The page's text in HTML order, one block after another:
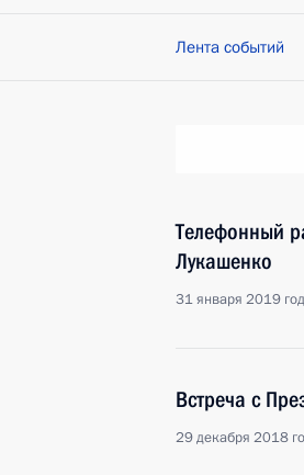
Лента событий
Телефонный
Лукашенко
31 января 2019
Встреча с
29 декабря 2018